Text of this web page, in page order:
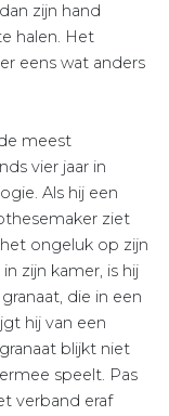
zijn hand
halen. Het
eens wat anders
meest
vier jaar in
Als hij een
ziet
ongeluk op zijn
zijn kamer, is hij
die in een
hij van een
blijkt niet
speelt. Pas
verband eraf